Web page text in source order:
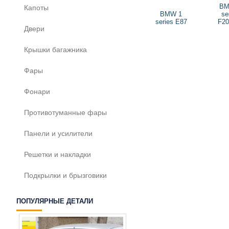
Капоты
Двери
Крышки багажника
Фары
Фонари
Противотуманные фары
Панели и усилители
Решетки и накладки
Подкрылки и брызговики
ПОПУЛЯРНЫЕ ДЕТАЛИ
BMW 1
series E87